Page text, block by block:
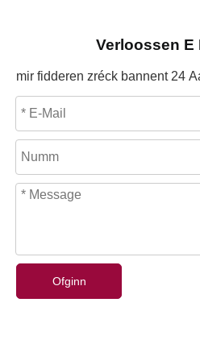
Verloossen E
mir fidderen zréck bannent 24
Ofginn